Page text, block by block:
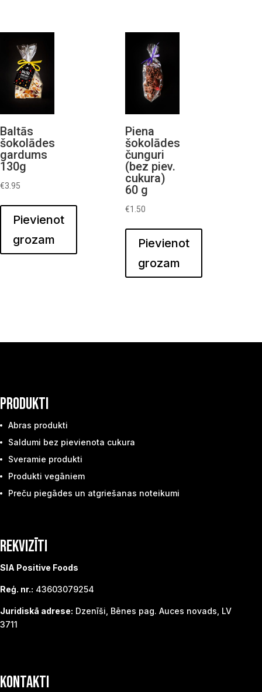
Baltās
šokolādes
gardums
130g
€3.95
Pievienot
grozam
Piena
šokolādes
čunguri
(bez piev.
cukura)
60 g
€1.50
Pievienot
grozam
PRODUKTI
Abras produkti
Saldumi bez pievienota cukura
Sveramie produkti
Produkti vegāniem
Preču piegādes un atgriešanas noteikumi
REKVIZĪTI
SIA Positive Foods
Reģ. nr.: 43603079254
Juridiskā adrese: Dzenīši, Bēnes pag. Auces novads, LV
3711
KONTAKTI